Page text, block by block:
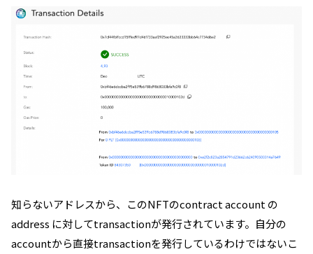
知らないアドレスから、 このNFTのcontract account の
address に対してtransactionが発行されています。自分の
accountから直接transactionを発行しているわけではないこ